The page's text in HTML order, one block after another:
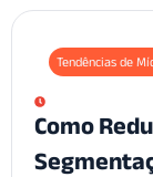
Tendências de
Como